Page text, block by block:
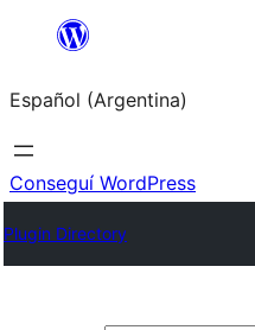
Saltar
contenido
Español (Argentina)
Conseguí WordPress
Plugin Directory